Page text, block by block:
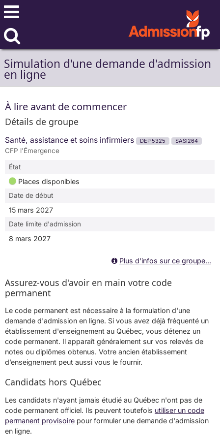
Simulation d'une demande d'admission
en ligne
À lire avant de commencer
Détails de groupe
Santé, assistance et soins infirmiers DEP 5325 SASI264
CFP l'Émergence
État
Places disponibles
Date de début
15 mars 2027
Date limite d'admission
8 mars 2027
Plus d'infos sur ce groupe...
Assurez-vous d'avoir en main votre code
permanent
Le code permanent est nécessaire à la formulation d'une
demande d'admission en ligne. Si vous avez déjà fréquenté un
établissement d'enseignement au Québec, vous détenez un
code permanent. Il apparaît généralement sur vos relevés de
notes ou diplômes obtenus. Votre ancien établissement
d’enseignement peut aussi vous le fournir.
Candidats hors Québec
Les candidats n'ayant jamais étudié au Québec n'ont pas de
code permanent officiel. Ils peuvent toutefois utiliser un code
permanent provisoire pour formuler une demande d'admission
en ligne.